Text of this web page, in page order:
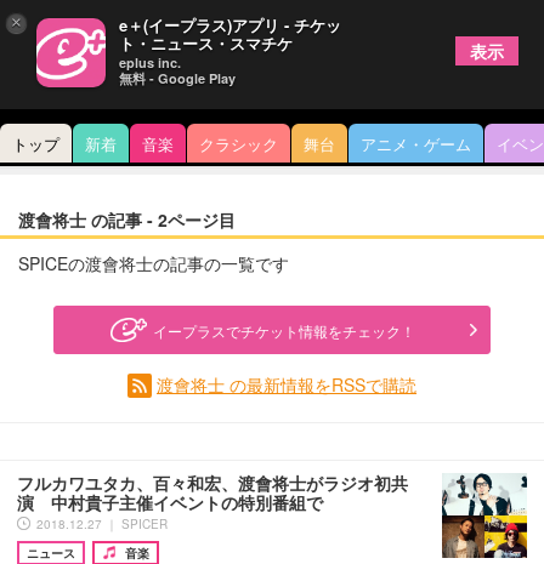
トップ 新着 音楽 クラシック 舞台 アニメ・ゲーム イベ
渡會将士 の記事 - 2ページ目
SPICEの渡會将士の記事の一覧です
イープラスでチケット情報をチェック！
渡會将士 の最新情報をRSSで購読
フルカワユタカ、百々和宏、渡會将士がラジオ初共
演 中村貴子主催イベントの特別番組で
2018.12.27 ｜ SPICER
ニュース
音楽
× e＋(イープラス)アプリ - チケッ
ト・ニュース・スマチケ
eplus inc.
無料 - Google Play
表示